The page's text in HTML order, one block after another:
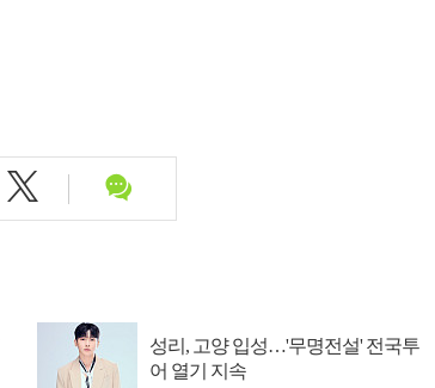
성리, 고양 입성…'무명전설' 전국투
어 열기 지속